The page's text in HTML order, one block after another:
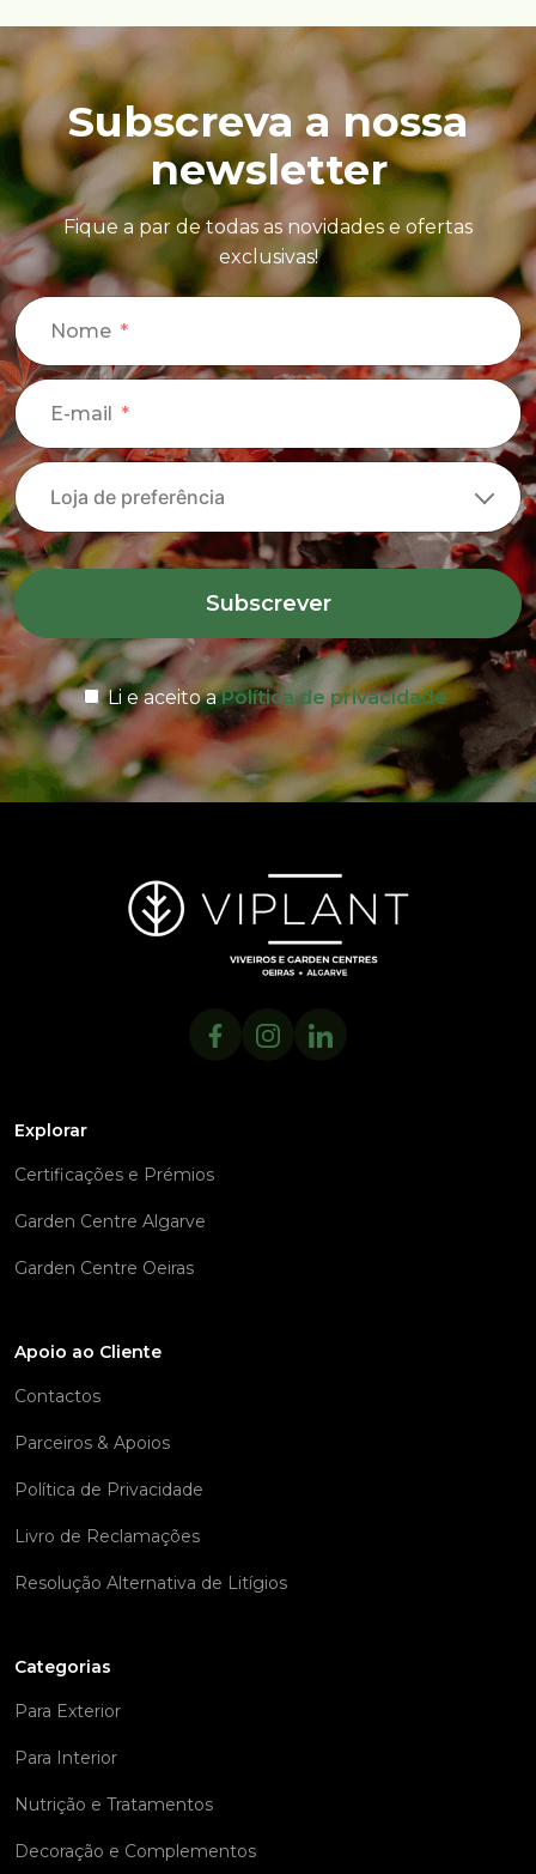
Subscreva a nossa
newsletter
Fique a par de todas as novidades e ofertas
exclusivas!
Nome
E-mail
Subscrever
Li e aceito aPolítica de privacidade
Explorar
Certificações e Prémios
Garden Centre Algarve
Garden Centre Oeiras
Apoio ao Cliente
Contactos
Parceiros & Apoios
Política de Privacidade
Livro de Reclamações
Resolução Alternativa de Litígios
Categorias
Para Exterior
Para Interior
Nutrição e Tratamentos
Decoração e Complementos